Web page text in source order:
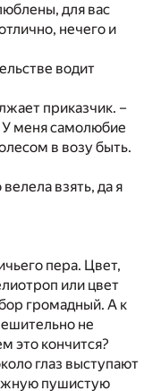
для вас
нечего и
водит
приказчик. –
У меня самолюбие
в возу быть.
взять, да я
пера. Цвет,
или цвет
громадный. А к
не
это кончится?
глаз выступают
пушистую